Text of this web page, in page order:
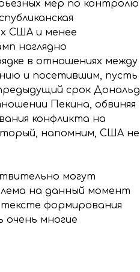
мер по контролю
США и менее
наглядно
в отношениях между
и посетившим, пусть
срок Дональд
Пекина, обвиняя
конфликта на
напомним, США не
могут
на данный момент
формирования
очень многие